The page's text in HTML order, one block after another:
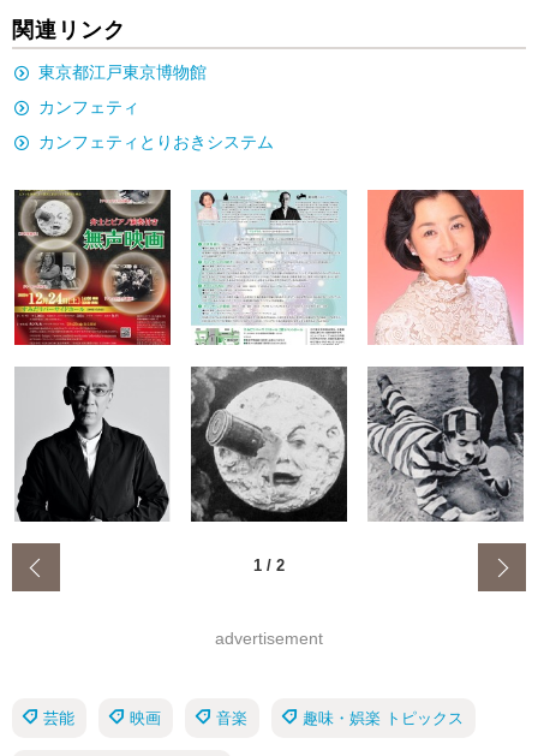
関連リンク
東京都江戸東京博物館
カンフェティ
カンフェティとりおきシステム
1 / 2
advertisement
芸能 映画 音楽 趣味・娯楽 トピックス